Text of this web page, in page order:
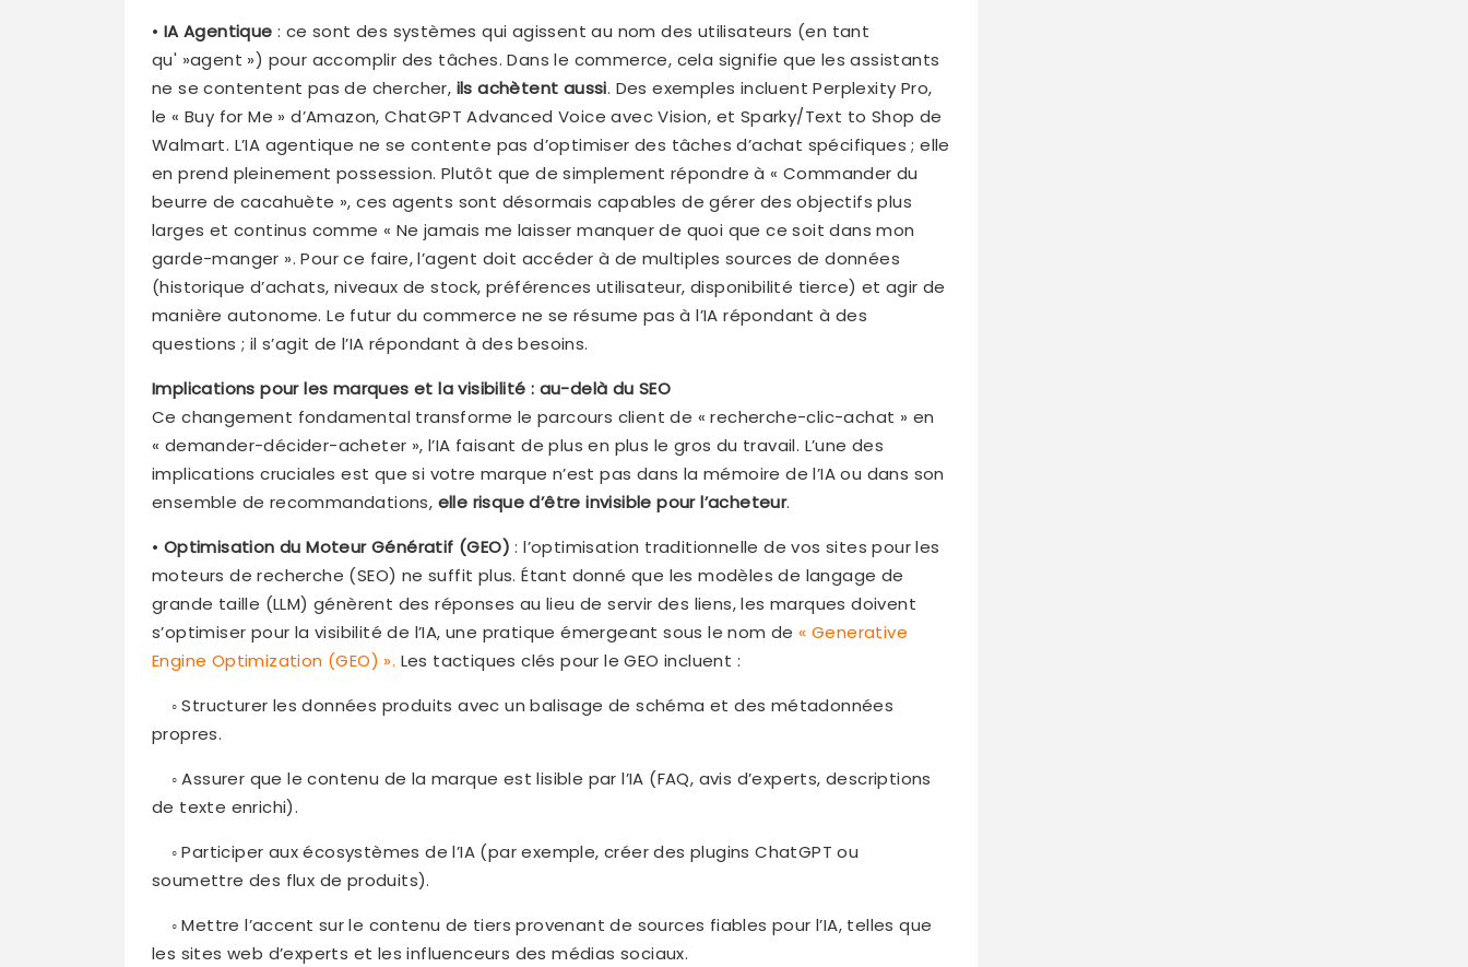
• IA Agentique : ce sont des systèmes qui agissent au nom des utilisateurs (en tant
qu' »agent ») pour accomplir des tâches. Dans le commerce, cela signifie que les assistants
ne se contentent pas de chercher, ils achètent aussi. Des exemples incluent Perplexity Pro,
le « Buy for Me » d’Amazon, ChatGPT Advanced Voice avec Vision, et Sparky/Text to Shop de
Walmart. L’IA agentique ne se contente pas d’optimiser des tâches d’achat spécifiques ; elle
en prend pleinement possession. Plutôt que de simplement répondre à « Commander du
beurre de cacahuète », ces agents sont désormais capables de gérer des objectifs plus
larges et continus comme « Ne jamais me laisser manquer de quoi que ce soit dans mon
garde-manger ». Pour ce faire, l’agent doit accéder à de multiples sources de données
(historique d’achats, niveaux de stock, préférences utilisateur, disponibilité tierce) et agir de
manière autonome. Le futur du commerce ne se résume pas à l’IA répondant à des
questions ; il s’agit de l’IA répondant à des besoins.
Implications pour les marques et la visibilité : au-delà du SEO
Ce changement fondamental transforme le parcours client de « recherche-clic-achat » en
« demander-décider-acheter », l’IA faisant de plus en plus le gros du travail. L’une des
implications cruciales est que si votre marque n’est pas dans la mémoire de l’IA ou dans son
ensemble de recommandations, elle risque d’être invisible pour l’acheteur.
• Optimisation du Moteur Génératif (GEO) : l’optimisation traditionnelle de vos sites pour les
moteurs de recherche (SEO) ne suffit plus. Étant donné que les modèles de langage de
grande taille (LLM) génèrent des réponses au lieu de servir des liens, les marques doivent
s’optimiser pour la visibilité de l’IA, une pratique émergeant sous le nom de« Generative
Engine Optimization (GEO) ». Les tactiques clés pour le GEO incluent :
◦ Structurer les données produits avec un balisage de schéma et des métadonnées
propres.
◦ Assurer que le contenu de la marque est lisible par l’IA (FAQ, avis d’experts, descriptions
de texte enrichi).
◦ Participer aux écosystèmes de l’IA (par exemple, créer des plugins ChatGPT ou
soumettre des flux de produits).
◦ Mettre l’accent sur le contenu de tiers provenant de sources fiables pour l’IA, telles que
les sites web d’experts et les influenceurs des médias sociaux.